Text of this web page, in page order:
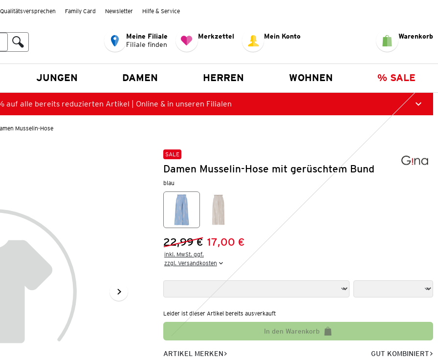
Qualitätsversprechen Family Card Newsletter Hilfe & Service
Meine Filiale
Filiale finden
Merkzettel Mein Konto Warenkorb
JUNGEN DAMEN HERREN WOHNEN % SALE
auf alle bereits reduzierten Artikel | Online & in unseren Filialen
Musselin-Hose
SALE
Damen Musselin-Hose mit gerüschtem Bund
blau
Vorheriger Preis:
22,99 €
Neuer Preis:17,00 €
inkl. MwSt. ggf.
zzgl. Versandkosten
Leider ist dieser Artikel bereits ausverkauft
In den Warenkorb
ARTIKEL MERKEN GUT KOMBINIERT